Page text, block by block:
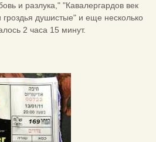
и разлука," "Кавалергардов век
душистые" и еще несколько
2 часа 15 минут.